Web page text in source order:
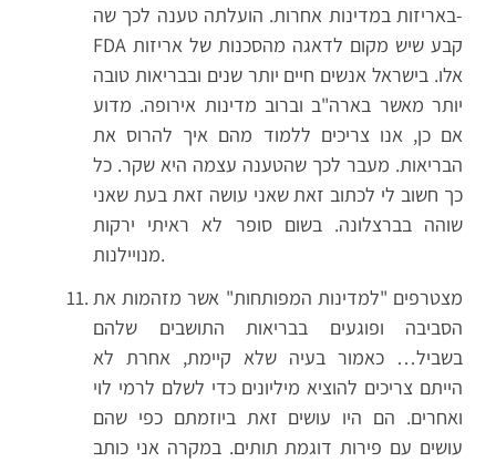
באריזות במדינות אחרות. הועלתה טענה לכך שה-
FDA קבע שיש מקום לדאגה מהסכנות של אריזות
אלו. בישראל אנשים חיים יותר שנים ובבריאות טובה
יותר מאשר בארה"ב וברוב מדינות אירופה. מדוע
אם כן, אנו צריכים ללמוד מהם איך להרוס את
הבריאות. מעבר לכך שהטענה עצמה היא שקר. כל
כך חשוב לי לכתוב זאת שאני עושה זאת בעת שאני
שוהה בברצלונה. בשום סופר לא ראיתי ירקות
מנויילנות.
מצטרפים "למדינות המפותחות" אשר מזהמות את
הסביבה ופוגעים בבריאות התושבים שלהם
בשביל… כאמור בעיה שלא קיימת, אחרת לא
הייתם צריכים להוציא מיליונים כדי לשלם לרמי לוי
ואחרים. הם היו עושים זאת ביוזמתם כפי שהם
עושים עם פירות דוגמת תותים. במקרה אני כותב